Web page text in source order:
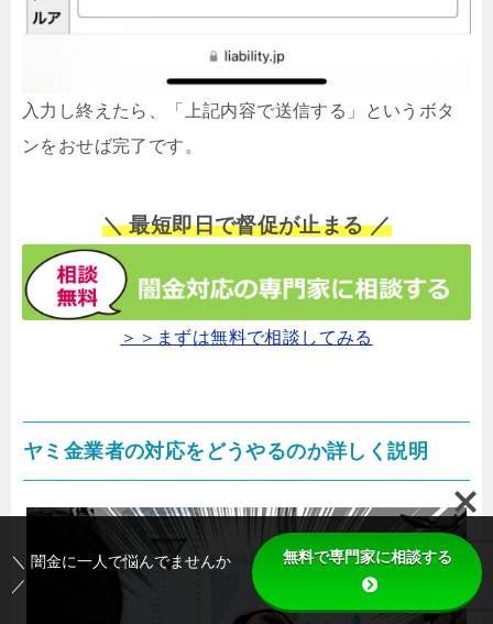
入力し終えたら、「上記内容で送信する」というボタ
ンをおせば完了です。
＼ 最短即日で督促が止まる ／
＞＞まずは無料で相談してみる
ヤミ金業者の対応をどうやるのか詳しく説明
＼ 闇金に一人で悩んでませんか
／
無料で専門家に相談する